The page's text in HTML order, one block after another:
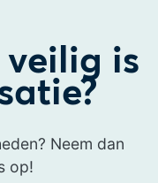
is
Neem dan
op!